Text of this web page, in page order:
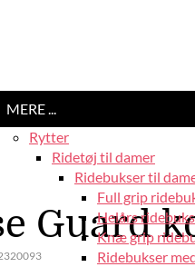
MERE ...
Rytter
Ridetøj til damer
Ridebukser til
Full grip
Helårs
Knæ grip
Ridebukser
Guard